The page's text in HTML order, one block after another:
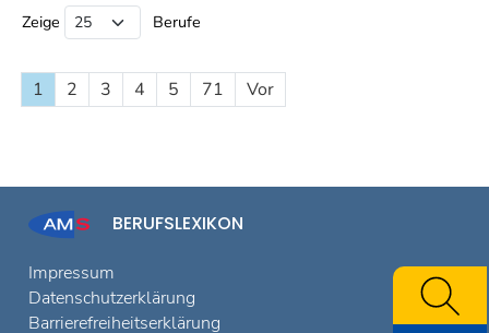
Zeige Berufe
1 2 3 4 5 71 Vor
BERUFSLEXIKON
Impressum
Datenschutzerklärung
Barrierefreiheitserklärung